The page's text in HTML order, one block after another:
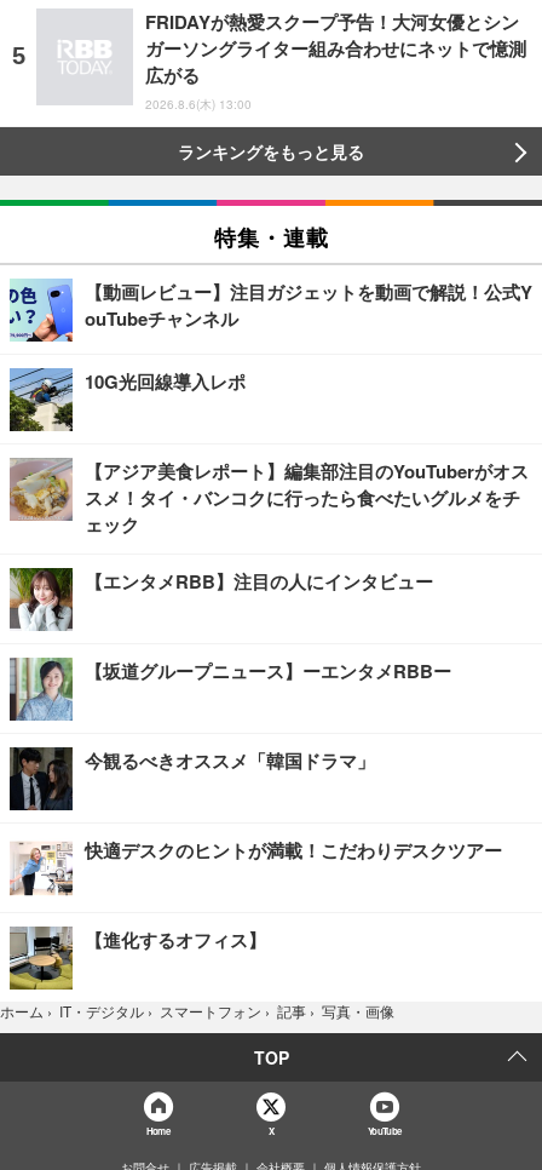
FRIDAYが熱愛スクープ予告！大河女優とシン
ガーソングライター組み合わせにネットで憶測
広がる
2026.8.6(木) 13:00
ランキングをもっと見る
特集・連載
【動画レビュー】注目ガジェットを動画で解説！公式Y
ouTubeチャンネル
10G光回線導入レポ
【アジア美食レポート】編集部注目のYouTuberがオス
スメ！タイ・バンコクに行ったら食べたいグルメをチ
ェック
【エンタメRBB】注目の人にインタビュー
【坂道グループニュース】ーエンタメRBBー
今観るべきオススメ「韓国ドラマ」
快適デスクのヒントが満載！こだわりデスクツアー
【進化するオフィス】
ホーム › IT・デジタル › スマートフォン › 記事 › 写真・画像
TOP
Home X YouTube